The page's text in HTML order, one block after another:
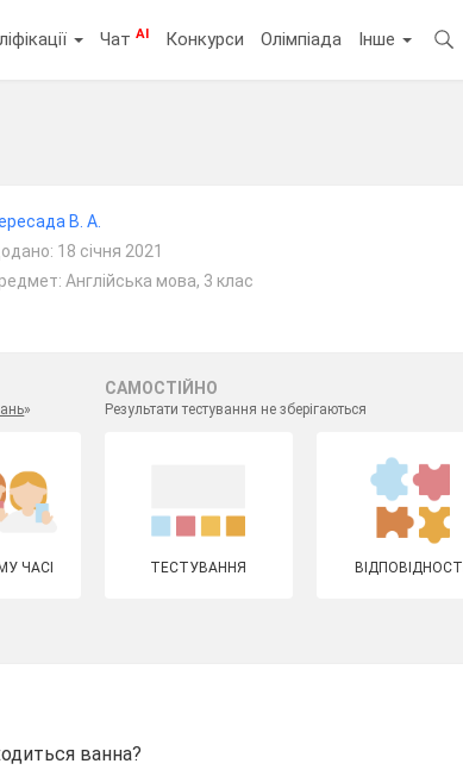
ЧатAI Конкурси Олімпіада Інше
В. А.
18 січня 2021
Англійська мова, 3 клас
»
САМОСТІЙНО
Результати тестування не зберігаються
ЧАСІ ТЕСТУВАННЯ ВІДПОВІДНОСТІ
ванна?